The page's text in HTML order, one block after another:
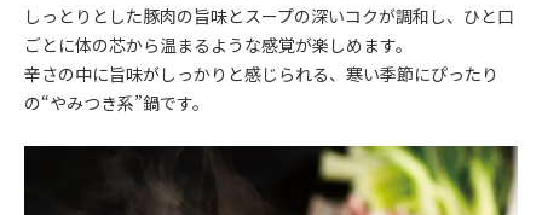
しっとりとした豚肉の旨味とスープの深いコクが調和し、ひと口
ごとに体の芯から温まるような感覚が楽しめます。
辛さの中に旨味がしっかりと感じられる、寒い季節にぴったり
の“やみつき系”鍋です。